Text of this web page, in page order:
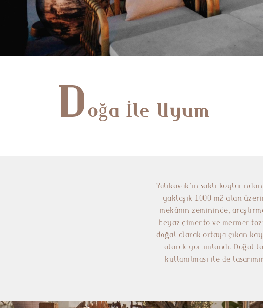
Doğa İle Uyum
Yalıkavak’ın saklı
yaklaşık 1000 m2 alan
mekânın zemininde,
beyaz çimento ve mermer
doğal olarak ortaya çıkan
olarak yorumlandı. Doğal
kullanılması ile de